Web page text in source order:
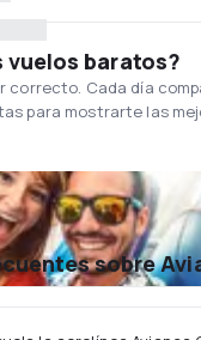
vuelos baratos?
correcto. Cada día
para mostrarte las
sobre